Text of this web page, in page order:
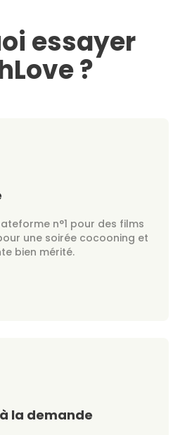
essayer
?
n°1 pour des films
une soirée cocooning et
bien mérité.
la demande